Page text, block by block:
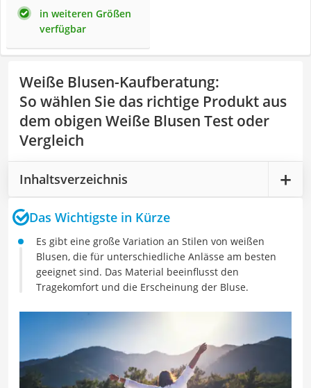
in weiteren Größen
verfügbar
Weiße Blusen-Kaufberatung:
So wählen Sie das richtige Produkt aus
dem obigen Weiße Blusen Test oder
Vergleich
Inhaltsverzeichnis
Das Wichtigste in Kürze
Es gibt eine große Variation an Stilen von weißen
Blusen, die für unterschiedliche Anlässe am besten
geeignet sind. Das Material beeinflusst den
Tragekomfort und die Erscheinung der Bluse.